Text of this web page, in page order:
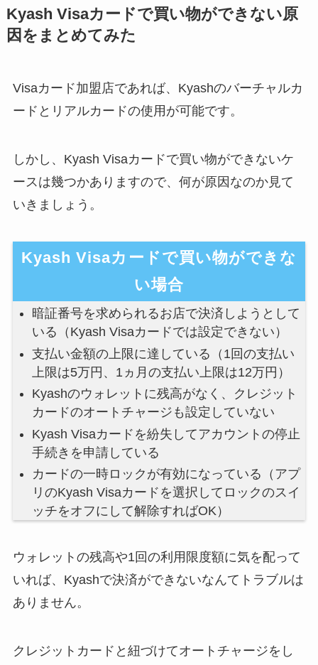
Kyash Visaカードで買い物ができない原
因をまとめてみた
Visaカード加盟店であれば、Kyashのバーチャルカ
ードとリアルカードの使用が可能です。
しかし、Kyash Visaカードで買い物ができないケ
ースは幾つかありますので、何が原因なのか見て
いきましょう。
Kyash Visaカードで買い物ができな
い場合
暗証番号を求められるお店で決済しようとして
いる（Kyash Visaカードでは設定できない）
支払い金額の上限に達している（1回の支払い
上限は5万円、1ヵ月の支払い上限は12万円）
Kyashのウォレットに残高がなく、クレジット
カードのオートチャージも設定していない
Kyash Visaカードを紛失してアカウントの停止
手続きを申請している
カードの一時ロックが有効になっている（アプ
リのKyash Visaカードを選択してロックのスイ
ッチをオフにして解除すればOK）
ウォレットの残高や1回の利用限度額に気を配って
いれば、Kyashで決済ができないなんてトラブルは
ありません。
クレジットカードと紐づけてオートチャージをし